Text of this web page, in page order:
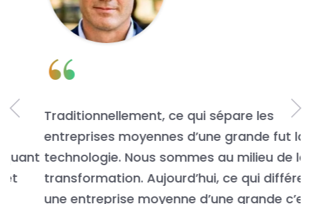
“
Traditionnellement, ce qui sépare les
entreprises moyennes d’une grande fut la
technologie. Nous sommes au milieu de la
transformation. Aujourd’hui, ce qui différencie
une entreprise moyenne d’une grande c’est le